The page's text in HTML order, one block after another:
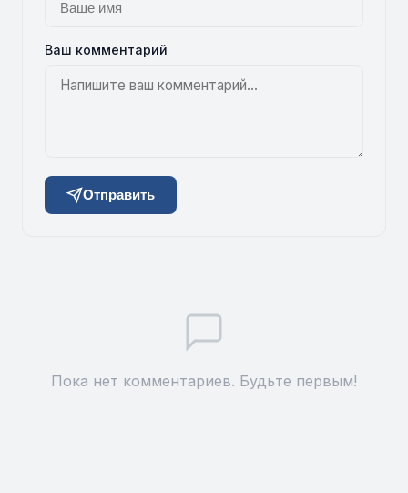
Ваш комментарий
Отправить
Пока нет комментариев. Будьте первым!